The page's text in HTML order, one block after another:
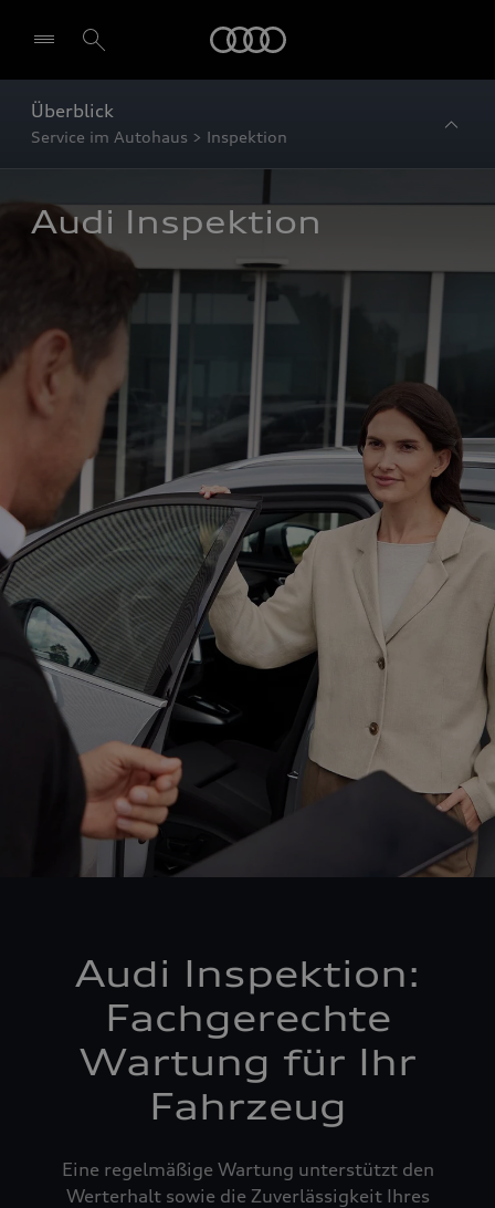
Überblick
Service im Autohaus > Inspektion
Audi Inspektion
Audi Inspektion:
Fachgerechte
Wartung für Ihr
Fahrzeug
Eine regelmäßige Wartung unterstützt den
Werterhalt sowie die Zuverlässigkeit Ihres